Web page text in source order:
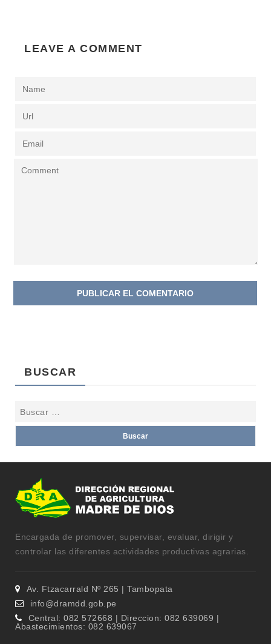
LEAVE A COMMENT
BUSCAR
Encargada de promover, supervisar, evaluar, dirigir y
controlar las diferentes actividades productivas agrarias.
Av. Ftzacarrald Nº 265 | Tambopata
info@dramdd.gob.pe
Central: 082 572668 | Direccion: 082 639069 |
Abastecimientos: 082 639067